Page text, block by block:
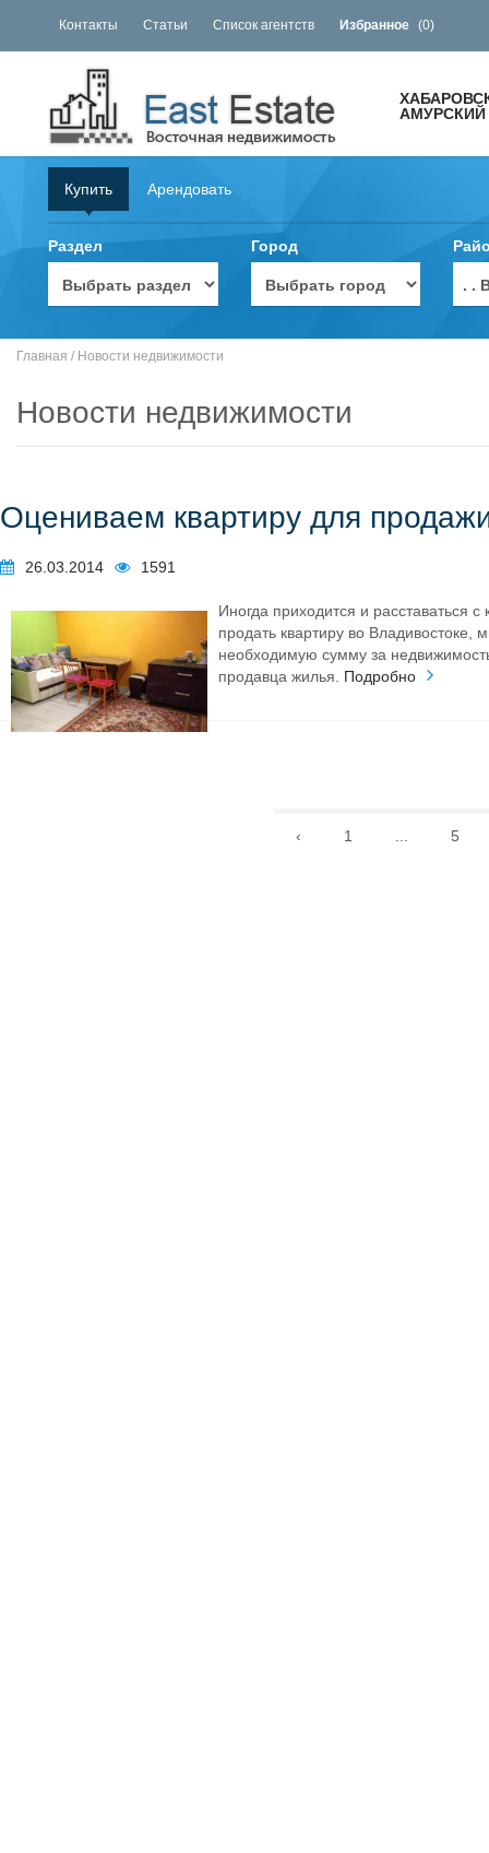
Контакты Статьи Список агентств Избранное (0)
АМУРСКИЙ
Купить Арендовать
Раздел Город
. .
Главная / Новости недвижимости
Новости недвижимости
Оцениваем квартиру для
26.03.2014 1591
Иногда приходится и расставаться
продать квартиру во Владивостоке,
необходимую сумму за
продавца жилья. Подробно
‹ 1 ... 5